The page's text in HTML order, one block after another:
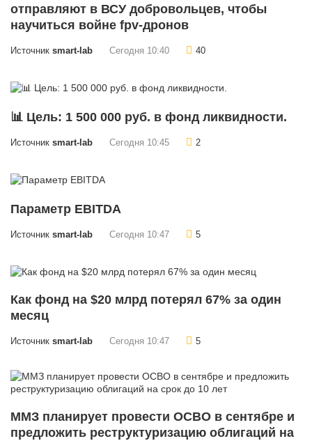
отправляют в ВСУ добровольцев, чтобы
научиться войне fpv-дронов
Источник smart-lab Сегодня 10:40 40
📊 Цель: 1 500 000 руб. в фонд ликвидности.
Источник smart-lab Сегодня 10:45 2
Параметр EBITDA
Источник smart-lab Сегодня 10:47 5
Как фонд на $20 млрд потерял 67% за один
месяц
Источник smart-lab Сегодня 10:47 5
ММЗ планирует провести ОСВО в сентябре и
предложить реструктуризацию облигаций на